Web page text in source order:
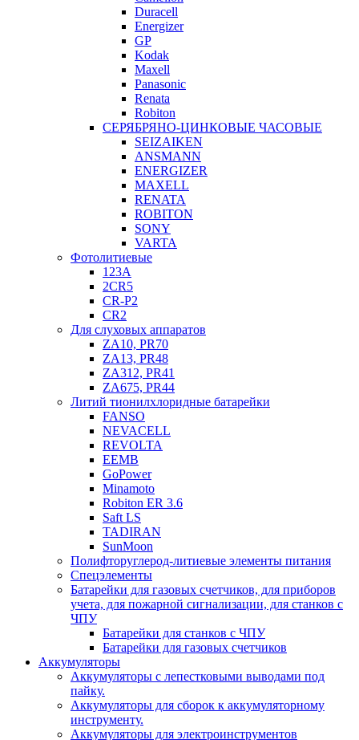
Duracell
Energizer
GP
Kodak
Maxell
Panasonic
Renata
Robiton
СЕРЯБРЯНО-ЦИНКОВЫЕ ЧАСОВЫЕ
SEIZAIKEN
ANSMANN
ENERGIZER
MAXELL
RENATA
ROBITON
SONY
VARTA
Фотолитиевые
123A
2CR5
CR-P2
CR2
Для слуховых аппаратов
ZA10, PR70
ZA13, PR48
ZA312, PR41
ZA675, PR44
Литий тионилхлоридные батарейки
FANSO
NEVACELL
REVOLTA
EEMB
GoPower
Minamoto
Robiton ER 3.6
Saft LS
TADIRAN
SunMoon
Полифторуглерод-литиевые элементы питания
Спецэлементы
Батарейки для газовых счетчиков, для приборов
учета, для пожарной сигнализации, для станков с
ЧПУ
Батарейки для станков с ЧПУ
Батарейки для газовых счетчиков
Аккумуляторы
Аккумуляторы с лепестковыми выводами под
пайку.
Аккумуляторы для сборок к аккумуляторному
инструменту.
Аккумуляторы для электроинструментов